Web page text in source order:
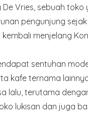
Vries, sebuah toko
pengunjung
menjelang
sentuhan
kafe ternama
lalu, terutama
lukisan dan juga